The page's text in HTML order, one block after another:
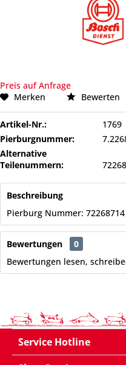
Preis auf Anfrage
Merken
Bewerten
Artikel-Nr.:
1769
Pierburgnummer:
Alternative
Teilenummern:
Beschreibung
Pierburg Nummer:
Bewertungen
0
Bewertungen lesen,
Service Hotline